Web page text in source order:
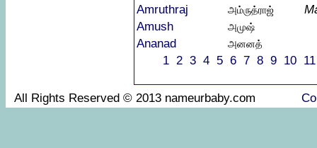
Amruthraj அம்ருத்ராஜ்
Amush
அமுஷ்
Ananad அனனத்
1 2 3 4 5 6 7 8 9 10 11
All Rights Reserved © 2013 nameurbaby.com